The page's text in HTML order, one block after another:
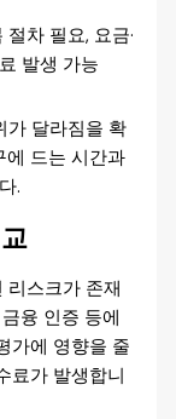
절차 필요, 요금·
발생 가능
가 달라짐을 확
에 드는 시간과
.
리스크가 존재
융 인증 등에
가에 영향을 줄
료가 발생합니